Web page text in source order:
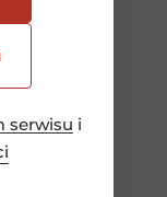
serwisu i